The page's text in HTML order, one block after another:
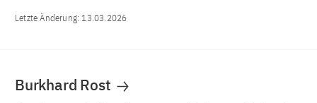
Letzte Änderung:13.03.2026
Burkhard Rost